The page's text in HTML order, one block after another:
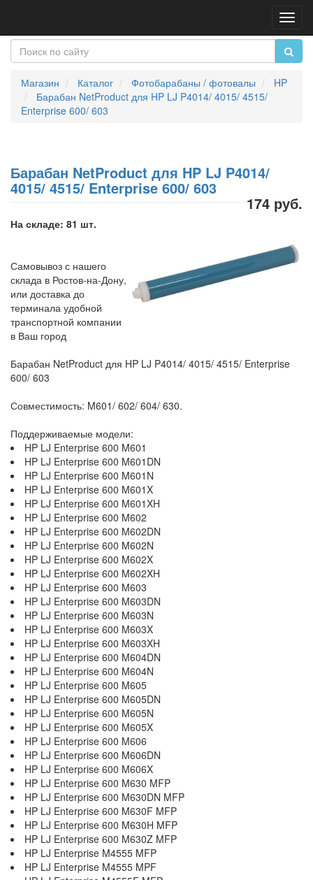
Магазин Каталог Фотобарабаны / фотовалы
HP
Барабан NetProduct для HP LJ P4014/ 4015/ 4515/
Enterprise 600/ 603
Барабан NetProduct для HP LJ P4014/
4015/ 4515/ Enterprise 600/ 603
174 руб.
На складе: 81 шт.
Самовывоз с нашего
склада в Ростов-на-Дону,
или доставка до
терминала удобной
транспортной компании
в Ваш город
Барабан NetProduct для HP LJ P4014/ 4015/ 4515/ Enterprise
600/ 603
Совместимость: M601/ 602/ 604/ 630.
Поддерживаемые модели:
HP LJ Enterprise 600 M601
HP LJ Enterprise 600 M601DN
HP LJ Enterprise 600 M601N
HP LJ Enterprise 600 M601X
HP LJ Enterprise 600 M601XH
HP LJ Enterprise 600 M602
HP LJ Enterprise 600 M602DN
HP LJ Enterprise 600 M602N
HP LJ Enterprise 600 M602X
HP LJ Enterprise 600 M602XH
HP LJ Enterprise 600 M603
HP LJ Enterprise 600 M603DN
HP LJ Enterprise 600 M603N
HP LJ Enterprise 600 M603X
HP LJ Enterprise 600 M603XH
HP LJ Enterprise 600 M604DN
HP LJ Enterprise 600 M604N
HP LJ Enterprise 600 M605
HP LJ Enterprise 600 M605DN
HP LJ Enterprise 600 M605N
HP LJ Enterprise 600 M605X
HP LJ Enterprise 600 M606
HP LJ Enterprise 600 M606DN
HP LJ Enterprise 600 M606X
HP LJ Enterprise 600 M630 MFP
HP LJ Enterprise 600 M630DN MFP
HP LJ Enterprise 600 M630F MFP
HP LJ Enterprise 600 M630H MFP
HP LJ Enterprise 600 M630Z MFP
HP LJ Enterprise M4555 MFP
HP LJ Enterprise M4555 MPF